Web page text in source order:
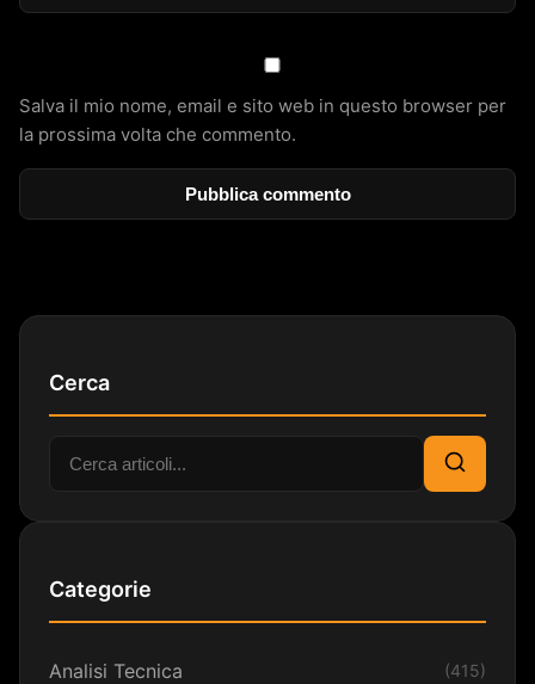
Salva il mio nome, email e sito web in questo browser per
la prossima volta che commento.
Cerca
Cerca:
Cerca
Categorie
Analisi Tecnica (415)